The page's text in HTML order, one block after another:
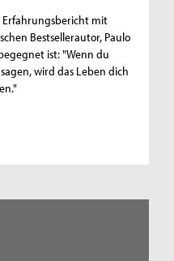
mit
Bestsellerautor, Paulo
ist: "Wenn du
wird das Leben dich